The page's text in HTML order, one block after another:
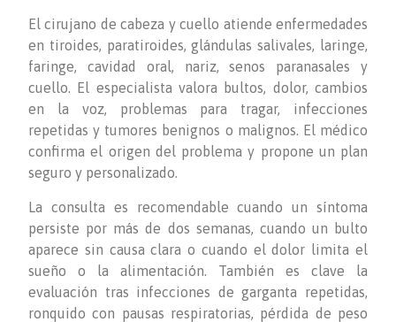
El cirujano de cabeza y cuello atiende enfermedades
en tiroides, paratiroides, glándulas salivales, laringe,
faringe, cavidad oral, nariz, senos paranasales y
cuello. El especialista valora bultos, dolor, cambios
en la voz, problemas para tragar, infecciones
repetidas y tumores benignos o malignos. El médico
confirma el origen del problema y propone un plan
seguro y personalizado.
La consulta es recomendable cuando un síntoma
persiste por más de dos semanas, cuando un bulto
aparece sin causa clara o cuando el dolor limita el
sueño o la alimentación. También es clave la
evaluación tras infecciones de garganta repetidas,
ronquido con pausas respiratorias, pérdida de peso